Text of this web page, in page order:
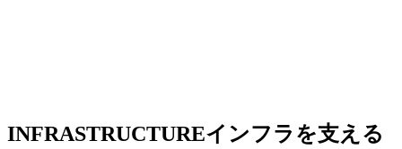
INFRASTRUCTUREインフラを支える